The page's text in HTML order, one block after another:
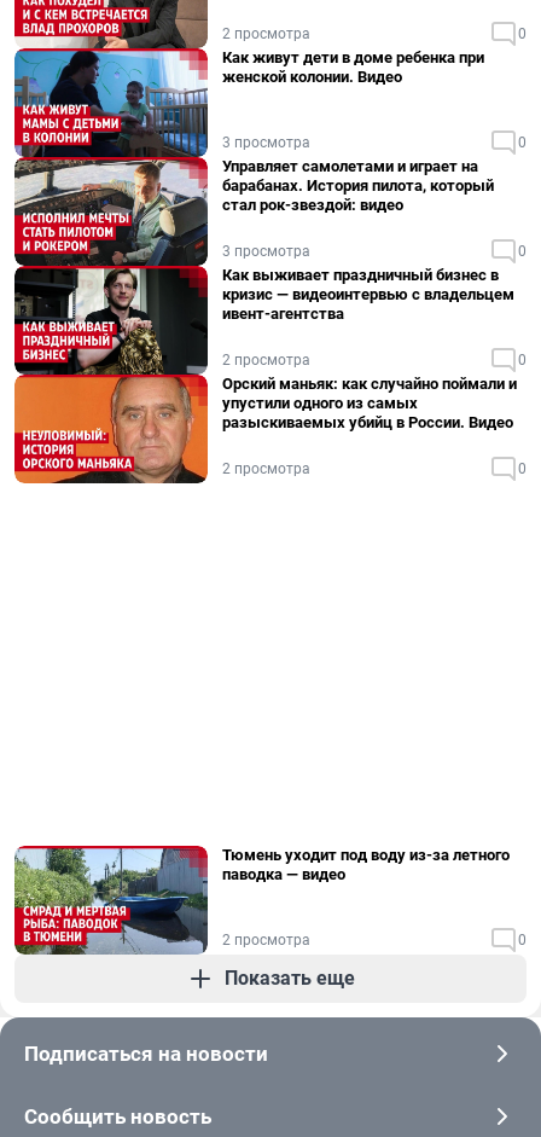
2 просмотра 0
Как живут дети в доме ребенка при
женской колонии. Видео
3 просмотра 0
Управляет самолетами и играет на
барабанах. История пилота, который
стал рок-звездой: видео
3 просмотра 0
Как выживает праздничный бизнес в
кризис — видеоинтервью с владельцем
ивент-агентства
2 просмотра 0
Орский маньяк: как случайно поймали и
упустили одного из самых
разыскиваемых убийц в России. Видео
2 просмотра 0
Тюмень уходит под воду из-за летного
паводка — видео
2 просмотра 0
Показать еще
Подписаться на новости
Сообщить новость